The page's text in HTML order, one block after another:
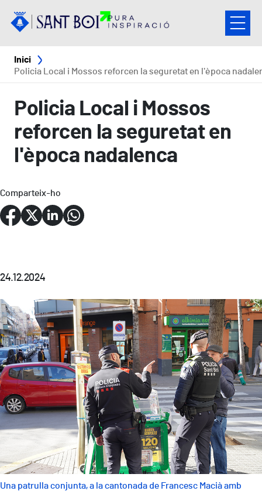
Fil d'ariadna
Inici
Policia Local i Mossos reforcen la seguretat en l'època
Policia Local i Mossos
reforcen la seguretat en
l'època nadalenca
Comparteix-ho
24.12.2024
Una patrulla conjunta, a la cantonada de Francesc Macià amb